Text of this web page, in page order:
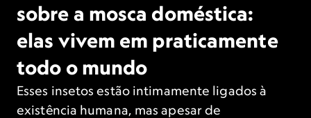
sobre a mosca doméstica:
elas vivem em praticamente
todo o mundo
Esses insetos estão intimamente ligados à
existência humana, mas apesar de